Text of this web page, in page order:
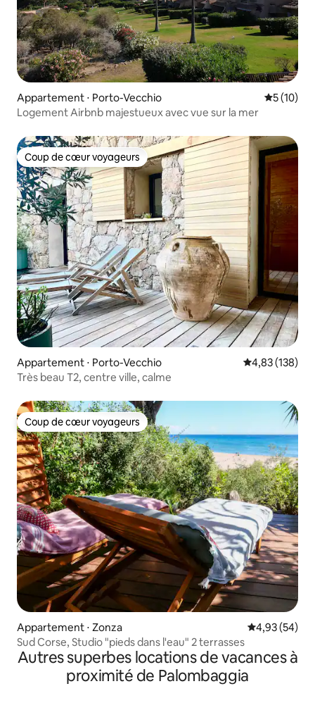
Appartement ⋅ Porto-Vecchio
5 (10)
Logement Airbnb majestueux avec vue sur la mer
Coup de cœur voyageurs
Coup de cœur voyageurs
Appartement ⋅ Porto-Vecchio Évaluation
4,83 (138)
Très beau T2, centre ville, calme
Coup de cœur voyageurs
Coup de cœur voyageurs
Appartement ⋅ Zonza Évaluation
4,93 (54)
Sud Corse, Studio "pieds dans l'eau" 2 terrasses
Autres superbes locations de vacances à
proximité de Palombaggia